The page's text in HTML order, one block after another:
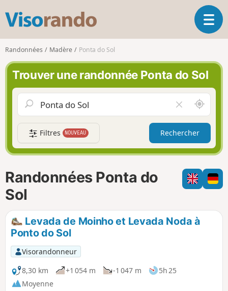
s
o
r
n
d
O
u
l
a
i
g
t
i
Randonnées Madère Ponta do Sol
Trouver une randonnée Ponta do Sol
i
d
e
r
l
e
h
m
p
A
u
t
u
r
d
e
m
i
Filtres NOUVEAU Rechercher
Randonnées Ponta do
Sol
Levada de Moinho et Levada Noda à
Ponto do Sol
Visorandonneur
8,30 km
+1 054 m -1 047 m
5h 25
Moyenne